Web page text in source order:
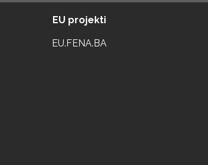
EU projekti
EU.FENA.BA